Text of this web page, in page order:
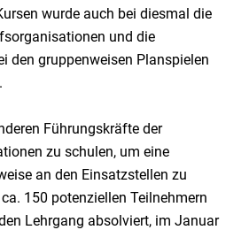
wurde auch bei diesmal die
und die
den gruppenweisen Planspielen
Führungskräfte der
zu schulen, um eine
an den Einsatzstellen zu
150 potenziellen Teilnehmern
Lehrgang absolviert, im Januar